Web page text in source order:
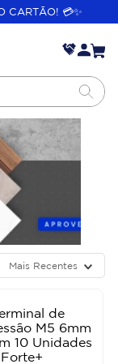
CARTÃO! 💳✨
Mais Recentes